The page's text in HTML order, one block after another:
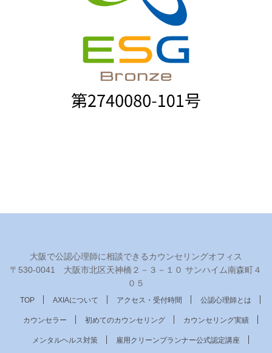
大阪で公認心理師に相談できるカウンセリングオフィス
〒530‐0041 大阪市北区天神橋２－３－１０ サンハイム南森町４
０５
TOP AXIAについて アクセス・受付時間 公認心理師とは
カウンセラー 初めてのカウンセリング カウンセリング実績
メンタルヘルス対策 雇用クリーンプランナー公式認定講座